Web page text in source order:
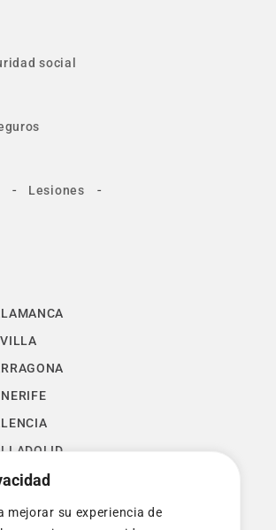
mejorar su experiencia de
social
- Lesiones -